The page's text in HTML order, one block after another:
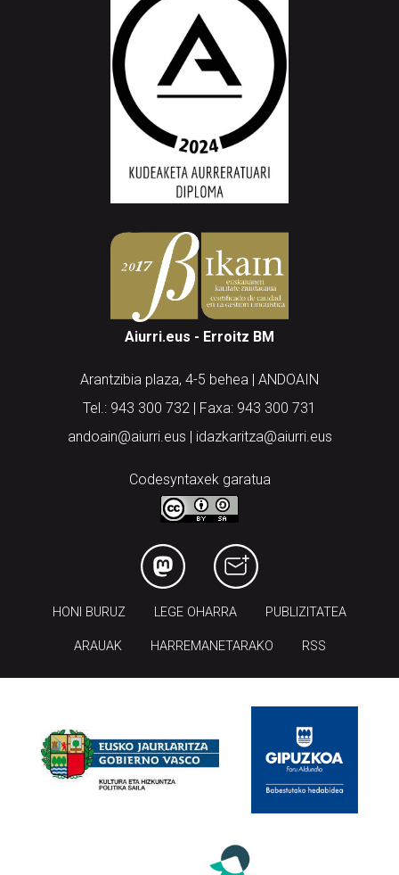
Aiurri.eus - Erroitz BM
Arantzibia plaza, 4-5 behea | ANDOAIN
Tel.: 943 300 732 | Faxa: 943 300 731
andoain@aiurri.eus | idazkaritza@aiurri.eus
Codesyntaxek garatua
HONI BURUZ LEGE OHARRA PUBLIZITATEA
ARAUAK HARREMANETARAKO RSS